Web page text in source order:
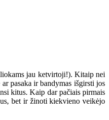
jau ketvirtoji!). Kitaip nei
pasaka ir bandymas išgirsti jos
kitus. Kaip dar pačiais pirmais
bet ir žinoti kiekvieno veikėjo